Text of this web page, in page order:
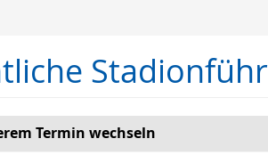
Termin wechseln